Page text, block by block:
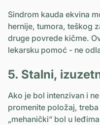
Sindrom kauda ekvina
hernije, tumora, teškog
druge povrede kičme.
lekarsku pomoć - ne
5. Stalni,
Ako je bol intenzivan i
promenite položaj,
„mehanički“ bol u